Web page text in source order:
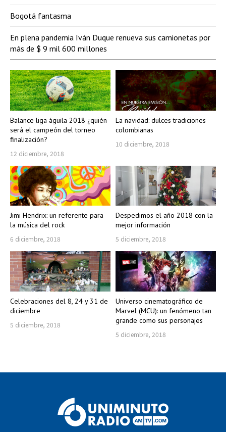
Balance liga águila 2018 ¿quién
será el campeón del torneo
finalización?
12 diciembre, 2018
La navidad: dulces tradiciones
colombianas
10 diciembre, 2018
Jimi Hendrix: un referente para
la música del rock
6 diciembre, 2018
Despedimos el año 2018 con la
mejor información
5 diciembre, 2018
Celebraciones del 8, 24 y 31 de
diciembre
5 diciembre, 2018
Universo cinematográfico de
Marvel (MCU): un fenómeno tan
grande como sus personajes
5 diciembre, 2018
Bogotá fantasma
En plena pandemia Iván Duque renueva sus camionetas por
más de $ 9 mil 600 millones